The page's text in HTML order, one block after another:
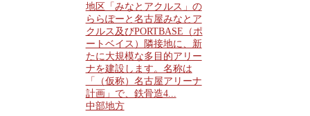
地区「みなとアクルス」の
ららぽーと名古屋みなとア
クルス及びPORTBASE（ポ
ートベイス）隣接地に、新
たに大規模な多目的アリー
ナを建設します。名称は
「（仮称）名古屋アリーナ
計画」で、鉄骨造4...
中部地方